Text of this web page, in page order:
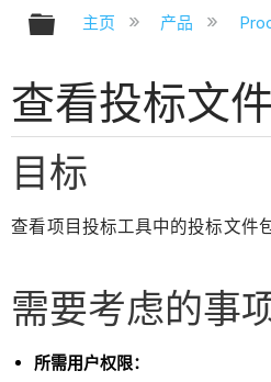
扩展/隐缩全局层
主页 产品
查看投标文
目标
查看项目投标工具中的投标文件包
需要考虑的事
所需用户权限：